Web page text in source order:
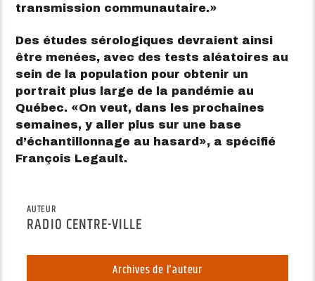
transmission communautaire.
Des études sérologiques devraient ainsi
être menées, avec des tests aléatoires au
sein de la population pour obtenir un
portrait plus large de la pandémie au
Québec.
On veut, dans les prochaines
semaines, y aller plus sur une base
d’échantillonnage au hasard
, a spécifié
François Legault.
AUTEUR
RADIO CENTRE-VILLE
Archives de l'auteur